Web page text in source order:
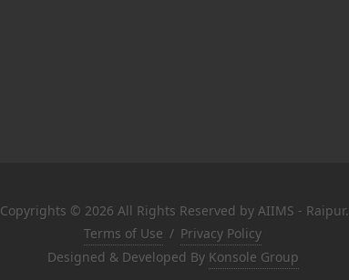
Copyrights © 2026 All Rights Reserved by AIIMS - Raipur.
Terms of Use / Privacy Policy
Designed & Developed By Konsole Group